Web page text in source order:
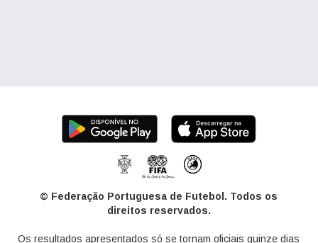
© Federação Portuguesa de Futebol. Todos os
direitos reservados.
Os resultados apresentados só se tornam oficiais quinze dias